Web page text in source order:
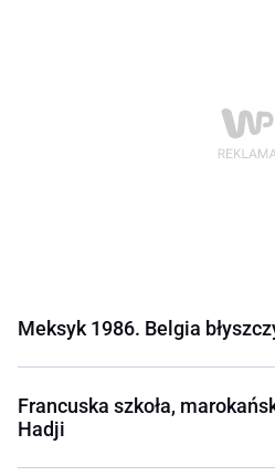
Meksyk 1986. Belgia
Francuska szkoła,
Hadji